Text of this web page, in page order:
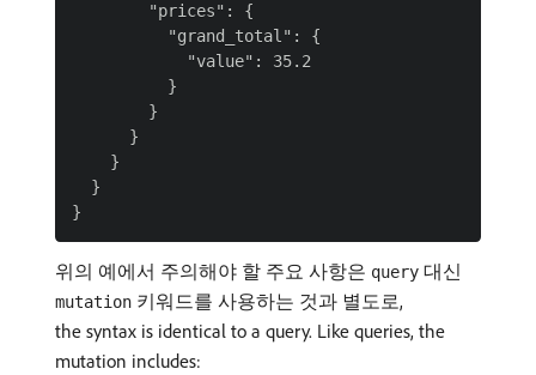
        "prices": {
          "grand_total": {
            "value": 35.2
          }
        }
      }
    }
  }
위의 예에서 주의해야 할 주요 사항은 query 대신
mutation 키워드를 사용하는 것과 별도로,
the syntax is identical to a query. Like queries, the
mutation includes: